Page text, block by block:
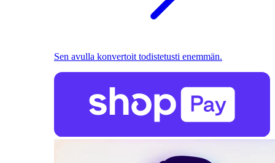
Sen avulla konvertoit todistetusti enemmän.